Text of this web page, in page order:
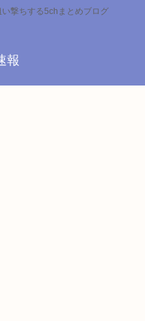
撃ちする5chまとめブログ
報